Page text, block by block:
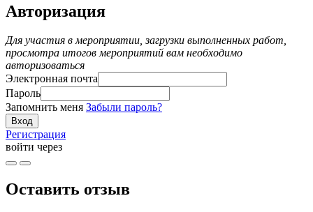
Авторизация
Для участия в мероприятии, загрузки выполненных работ,
просмотра итогов мероприятий вам необходимо
авторизоваться
Электронная почта
Пароль
Запомнить меня Забыли пароль?
Регистрация
войти через
Оставить отзыв